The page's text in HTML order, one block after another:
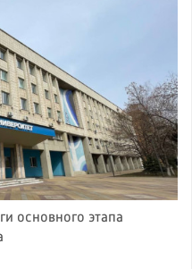
основного этапа